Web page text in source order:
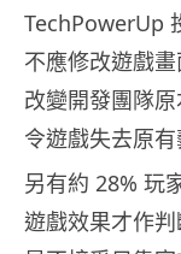
TechPowerUp
不應修改遊戲
改變開發團隊
令遊戲失去原有
另有約 28% 玩
遊戲效果才作